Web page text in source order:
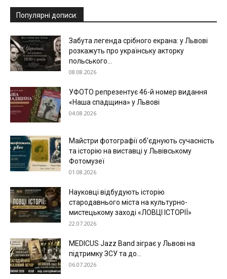
Популярні дописи:
Забута легенда срібного екрана: у Львові
розкажуть про українську акторку
польського...
08.08.2026
УФОТО репрезентує 46-й номер видання
«Наша спадщина» у Львові
04.08.2026
Майстри фотографії об’єднують сучасність
та історію на виставці у Львівському
Фотомузеї
01.08.2026
Науковці відбудують історію
стародавнього міста на культурно-
мистецькому заході «ЛОВЦІ ІСТОРІЇ»
22.07.2026
MEDICUS Jazz Band зіграє у Львові на
підтримку ЗСУ та до...
06.07.2026